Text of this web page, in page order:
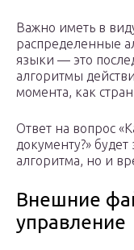
Важно иметь в
распределенные
языки — это
алгоритмы
момента, как
Ответ на вопрос
документу?»
алгоритма, но и
Внешние
управление